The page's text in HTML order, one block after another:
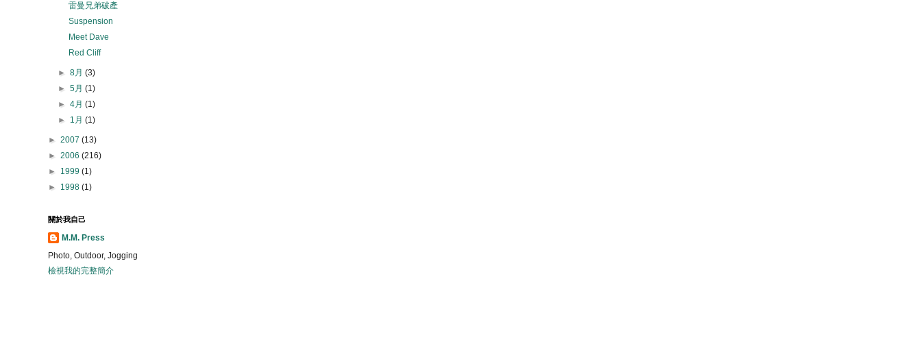
雷曼兄弟破產
Suspension
Meet Dave
Red Cliff
►8月(3)
►5月(1)
►4月(1)
► 1月(1)
► 2007 (13)
► 2006 (216)
► 1999 (1)
► 1998 (1)
關於我自己
M.M. Press
Photo, Outdoor, Jogging
檢視我的完整簡介